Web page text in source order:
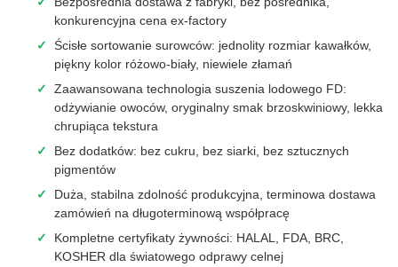
konkurencyjna cena ex-factory
Ścisłe sortowanie surowców: jednolity rozmiar kawałków,
piękny kolor różowo-biały, niewiele złamań
Zaawansowana technologia suszenia lodowego FD:
odżywianie owoców, oryginalny smak brzoskwiniowy, lekka
chrupiąca tekstura
Bez dodatków: bez cukru, bez siarki, bez sztucznych
pigmentów
Duża, stabilna zdolność produkcyjna, terminowa dostawa
zamówień na długoterminową współpracę
Kompletne certyfikaty żywności: HALAL, FDA, BRC,
KOSHER dla światowego odprawy celnej